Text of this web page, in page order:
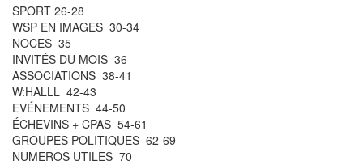
SPORT 26-28
WSP EN IMAGES 30-34
NOCES 35
INVITÉS DU MOIS 36
ASSOCIATIONS 38-41
W:HALLL 42-43
EVÉNEMENTS 44-50
ÉCHEVINS + CPAS 54-61
GROUPES POLITIQUES 62-69
NUMEROS UTILES 70